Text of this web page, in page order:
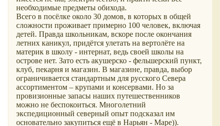
необходимые предметы обихода.
Всего в посёлке около 30 домов, в которых в общей
сложности проживает примерно 100 человек, включая
детей. Правда школьникам, вскоре после окончания
летних каникул, придётся улетать на вертолёте на
материк в школу - интернат, ведь своей школы на
острове нет. Зато есть акушерско - фельшерский пункт,
клуб, пекарня и магазин. В магазине, правда, выбор
ограничивается стандартным для русского Севера
ассортиментом – крупами и консервами. Но за
провизионные запасы наших путешественников
можно не беспокоиться. Многолетний
экспедиционный северный опыт подсказал им
основательно закупиться ещё в Нарьян - Маре)).